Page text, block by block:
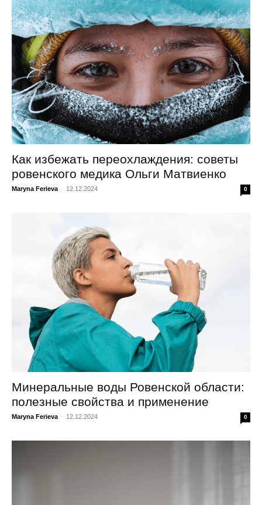
Как избежать переохлаждения: советы
ровенского медика Ольги Матвиенко
Maryna Ferieva - 12.12.2024 0
Минеральные воды Ровенской области:
полезные свойства и применение
Maryna Ferieva - 12.12.2024 0